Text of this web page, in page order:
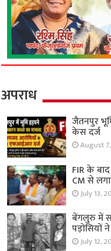
अपराध
जैतनपुर
केस दर्ज
August
FIR के बाद
CM से
July 13,
बेंगलुरु में
पड़ोसियों
July 12,